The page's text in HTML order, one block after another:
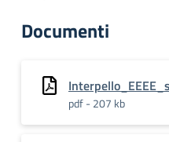
Documenti
pdf - 207 kb